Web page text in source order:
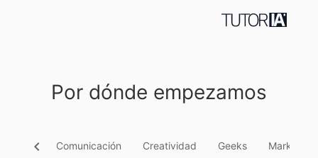
Por dónde empezamos
chevron_left Comunicación Creatividad Geeks Marketing